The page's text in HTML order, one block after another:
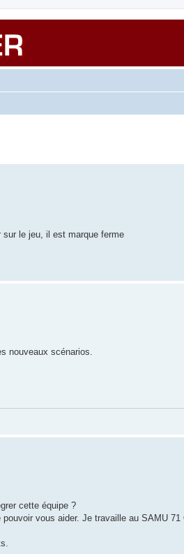
le jeu, il est marque ferme
nouveaux scénarios.
cette équipe ?
vous aider. Je travaille au SAMU